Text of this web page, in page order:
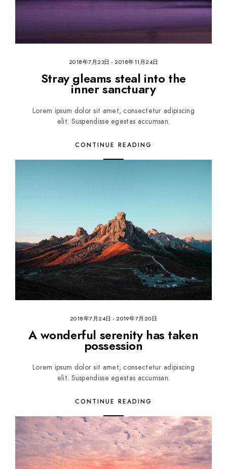
2018年7月23日 - 2018年11月24日
Stray gleams steal into the
inner sanctuary
Lorem ipsum dolor sit amet, consectetur adipiscing
elit. Suspendisse egestas accumsan.
CONTINUE READING
2018年7月24日 - 2019年7月20日
A wonderful serenity has taken
possession
Lorem ipsum dolor sit amet, consectetur adipiscing
elit. Suspendisse egestas accumsan.
CONTINUE READING